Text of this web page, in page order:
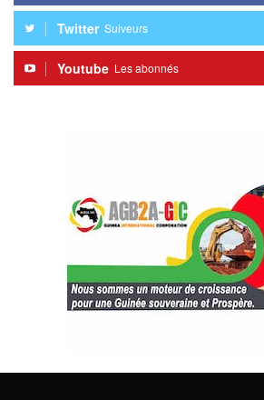
Twitter Suiveurs
Youtube Les abonnés